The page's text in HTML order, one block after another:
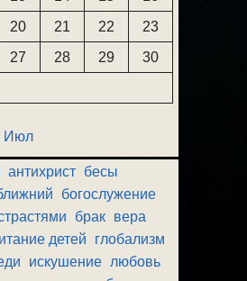
20 21 22
23
27 28 29
30
Июл
антихрист бесы
богослужение
брак вера
детей
глобализм
искушение любовь